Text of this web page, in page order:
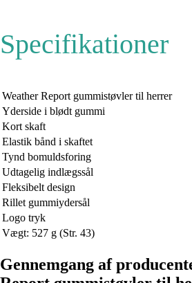
Specifikationer
Weather Report gummistøvler til herrer
Yderside i blødt gummi
Kort skaft
Elastik bånd i skaftet
Tynd bomuldsforing
Udtagelig indlægssål
Fleksibelt design
Rillet gummiydersål
Logo tryk
Vægt: 527 g (Str. 43)
Gennemgang af